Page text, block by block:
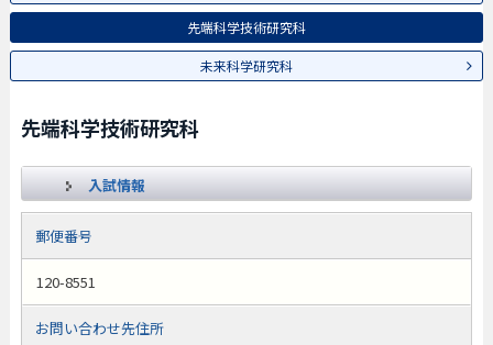
先端科学技術研究科
未来科学研究科
先端科学技術研究科
入試情報
郵便番号
120-8551
お問い合わせ先住所